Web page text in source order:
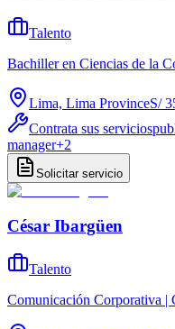
Talento
Bachiller en Ciencias de la
Lima, Lima ProvinceS/
Contrata sus servicios
manager+2
Solicitar servicio
César Ibargüen
Talento
Comunicación Corporativa |